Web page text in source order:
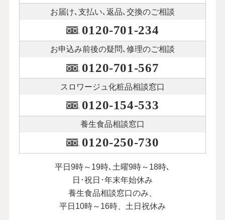
お届け､支払い､ 返品､交換のご相談
0120-701-234
お申込み前後の疑問､修理のご相談
0120-701-567
スロワージュ化粧品相談窓口
0120-154-533
養生食品相談窓口
0120-250-730
平日9時～19時､土曜9時～18時､
日･祝日･年末年始休み
養生食品相談窓口のみ、
平日10時～16時、土日祝休み